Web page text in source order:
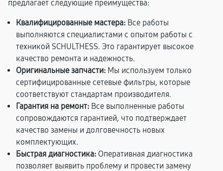
предлагает следующие преимущества:
Квалифицированные мастера: Все работы
выполняются специалистами с опытом работы с
техникой SCHULTHESS. Это гарантирует высокое
качество ремонта и надежность.
Оригинальные запчасти: Мы используем только
сертифицированные сетевые фильтры, которые
соответствуют стандартам производителя.
Гарантия на ремонт: Все выполненные работы
сопровождаются гарантией, что подтверждает
качество замены и долговечность новых
комплектующих.
Быстрая диагностика: Оперативная диагностика
позволяет выявить проблему и провести замену